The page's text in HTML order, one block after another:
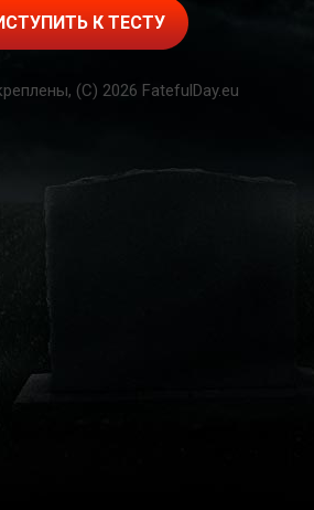
К ТЕСТУ
(C) 2026 FatefulDay.eu